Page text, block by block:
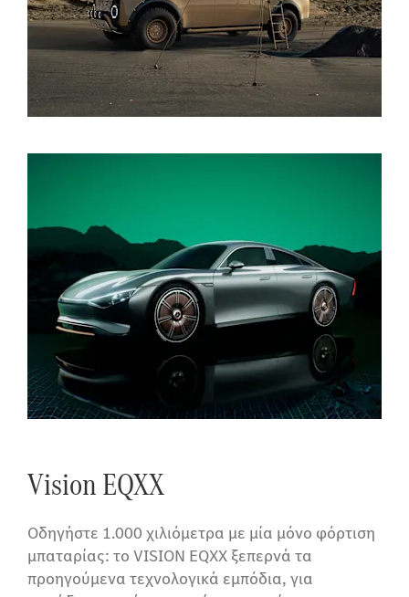
Vision EQXX
Οδηγήστε 1.000 χιλιόμετρα με μία μόνο φόρτιση
μπαταρίας: το VISION EQXX ξεπερνά τα
προηγούμενα τεχνολογικά εμπόδια, για